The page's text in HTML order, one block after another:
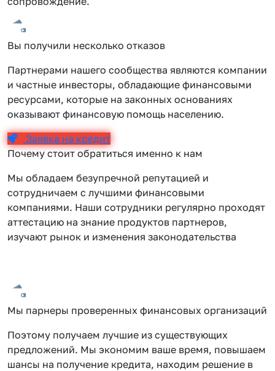
Вы получили несколько отказов
Партнерами нашего сообщества являются компании
и частные инвесторы, обладающие финансовыми
ресурсами, которые на законных основаниях
оказывают финансовую помощь населению.
Заявка на кредит
Почему стоит обратиться именно к нам
Мы обладаем безупречной репутацией и
сотрудничаем с лучшими финансовыми
компаниями. Наши сотрудники регулярно проходят
аттестацию на знание продуктов партнеров,
изучают рынок и изменения законодательства
Мы парнеры проверенных финансовых организаций
Поэтому получаем лучшие из существующих
предложений. Мы экономим ваше время, повышаем
шансы на получение кредита, находим решение в